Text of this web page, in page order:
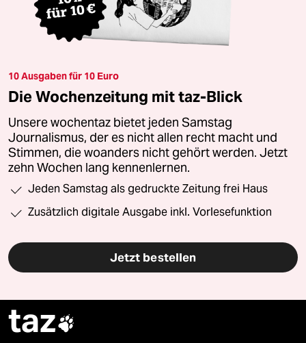
10 Ausgaben für 10 Euro
Die Wochenzeitung mit taz-Blick
Unsere wochentaz bietet jeden Samstag
Journalismus, der es nicht allen recht macht und
Stimmen, die woanders nicht gehört werden. Jetzt
zehn Wochen lang kennenlernen.
Jeden Samstag als gedruckte Zeitung frei Haus
Zusätzlich digitale Ausgabe inkl. Vorlesefunktion
Jetzt bestellen
taz